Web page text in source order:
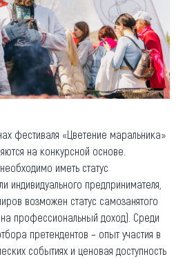
фестиваля «Цветение маральника»
на конкурсной основе.
иметь статус
индивидуального предпринимателя,
возможен статус самозанятого
профессиональный доход). Среди
претендентов – опыт участия в
событиях и ценовая доступность